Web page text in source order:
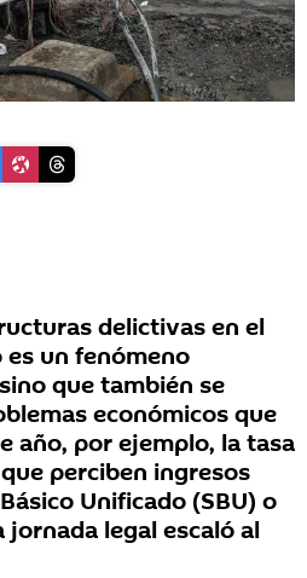
delictivas en el
es un fenómeno
que también se
económicos que
año, por ejemplo, la tasa
perciben ingresos
Unificado (SBU) o
jornada legal escaló al